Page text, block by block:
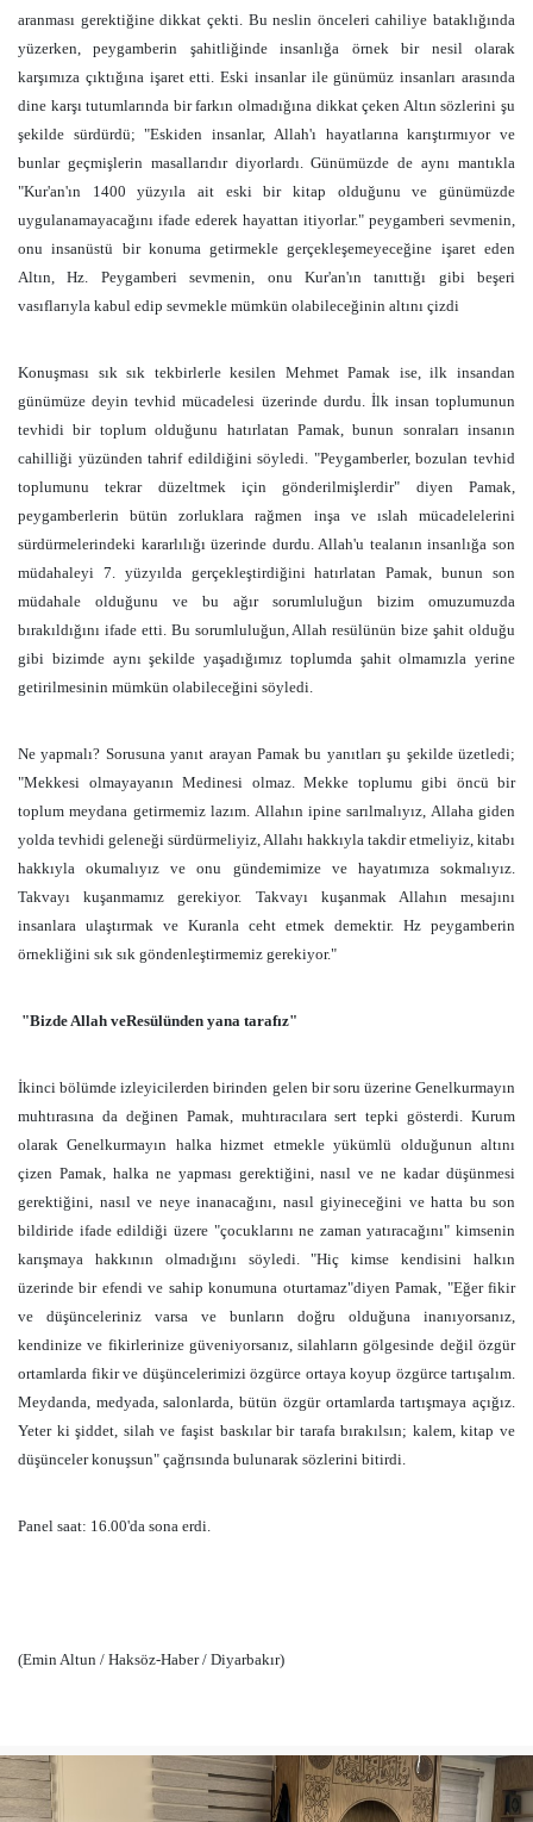
aranması gerektiğine dikkat çekti. Bu neslin önceleri cahiliye bataklığında
yüzerken, peygamberin şahitliğinde insanlığa örnek bir nesil olarak
karşımıza çıktığına işaret etti. Eski insanlar ile günümüz insanları arasında
dine karşı tutumlarında bir farkın olmadığına dikkat çeken Altın sözlerini şu
şekilde sürdürdü; "Eskiden insanlar, Allah'ı hayatlarına karıştırmıyor ve
bunlar geçmişlerin masallarıdır diyorlardı. Günümüzde de aynı mantıkla
"Kur'an'ın 1400 yüzyıla ait eski bir kitap olduğunu ve günümüzde
uygulanamayacağını ifade ederek hayattan itiyorlar." peygamberi sevmenin,
onu insanüstü bir konuma getirmekle gerçekleşemeyeceğine işaret eden
Altın, Hz. Peygamberi sevmenin, onu Kur'an'ın tanıttığı gibi beşeri
vasıflarıyla kabul edip sevmekle mümkün olabileceğinin altını çizdi
Konuşması sık sık tekbirlerle kesilen Mehmet Pamak ise, ilk insandan
günümüze deyin tevhid mücadelesi üzerinde durdu. İlk insan toplumunun
tevhidi bir toplum olduğunu hatırlatan Pamak, bunun sonraları insanın
cahilliği yüzünden tahrif edildiğini söyledi. "Peygamberler, bozulan tevhid
toplumunu tekrar düzeltmek için gönderilmişlerdir" diyen Pamak,
peygamberlerin bütün zorluklara rağmen inşa ve ıslah mücadelelerini
sürdürmelerindeki kararlılığı üzerinde durdu. Allah'u tealanın insanlığa son
müdahaleyi 7. yüzyılda gerçekleştirdiğini hatırlatan Pamak, bunun son
müdahale olduğunu ve bu ağır sorumluluğun bizim omuzumuzda
bırakıldığını ifade etti. Bu sorumluluğun, Allah resülünün bize şahit olduğu
gibi bizimde aynı şekilde yaşadığımız toplumda şahit olmamızla yerine
getirilmesinin mümkün olabileceğini söyledi.
Ne yapmalı? Sorusuna yanıt arayan Pamak bu yanıtları şu şekilde üzetledi;
"Mekkesi olmayayanın Medinesi olmaz. Mekke toplumu gibi öncü bir
toplum meydana getirmemiz lazım. Allahın ipine sarılmalıyız, Allaha giden
yolda tevhidi geleneği sürdürmeliyiz, Allahı hakkıyla takdir etmeliyiz, kitabı
hakkıyla okumalıyız ve onu gündemimize ve hayatımıza sokmalıyız.
Takvayı kuşanmamız gerekiyor. Takvayı kuşanmak Allahın mesajını
insanlara ulaştırmak ve Kuranla ceht etmek demektir. Hz peygamberin
örnekliğini sık sık göndenleştirmemiz gerekiyor."
"Bizde Allah veResülünden yana tarafız"
İkinci bölümde izleyicilerden birinden gelen bir soru üzerine Genelkurmayın
muhtırasına da değinen Pamak, muhtıracılara sert tepki gösterdi. Kurum
olarak Genelkurmayın halka hizmet etmekle yükümlü olduğunun altını
çizen Pamak, halka ne yapması gerektiğini, nasıl ve ne kadar düşünmesi
gerektiğini, nasıl ve neye inanacağını, nasıl giyineceğini ve hatta bu son
bildiride ifade edildiği üzere "çocuklarını ne zaman yatıracağını" kimsenin
karışmaya hakkının olmadığını söyledi. "Hiç kimse kendisini halkın
üzerinde bir efendi ve sahip konumuna oturtamaz"diyen Pamak, "Eğer fikir
ve düşünceleriniz varsa ve bunların doğru olduğuna inanıyorsanız,
kendinize ve fikirlerinize güveniyorsanız, silahların gölgesinde değil özgür
ortamlarda fikir ve düşüncelerimizi özgürce ortaya koyup özgürce tartışalım.
Meydanda, medyada, salonlarda, bütün özgür ortamlarda tartışmaya açığız.
Yeter ki şiddet, silah ve faşist baskılar bir tarafa bırakılsın; kalem, kitap ve
düşünceler konuşsun" çağrısında bulunarak sözlerini bitirdi.
Panel saat: 16.00'da sona erdi.
(Emin Altun / Haksöz-Haber / Diyarbakır)